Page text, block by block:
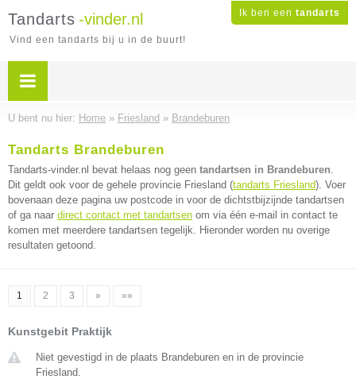
Ik ben een tandarts
Tandarts -vinder.nl
Vind een tandarts bij u in de buurt!
U bent nu hier: Home » Friesland » Brandeburen
Tandarts Brandeburen
Tandarts-vinder.nl bevat helaas nog geen tandartsen in Brandeburen.
Dit geldt ook voor de gehele provincie Friesland (tandarts Friesland). Voer
bovenaan deze pagina uw postcode in voor de dichtstbijzijnde tandartsen
of ga naar direct contact met tandartsen om via één e-mail in contact te
komen met meerdere tandartsen tegelijk. Hieronder worden nu overige
resultaten getoond.
1 2 3 » »»
Kunstgebit Praktijk
Niet gevestigd in de plaats Brandeburen en in de provincie
Friesland.